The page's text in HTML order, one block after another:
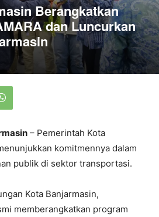
Berangkatkan
dan Luncurkan
– Pemerintah Kota
komitmennya dalam
publik di sektor transportasi.
Kota Banjarmasin,
memberangkatkan program